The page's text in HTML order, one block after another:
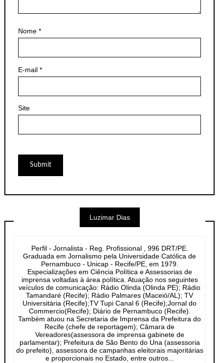
Nome *
E-mail *
Site
Luzimar Dias
Perfil - Jornalista - Reg. Profissional , 996 DRT/PE.
Graduada em Jornalismo pela Universidade Católica de
Pernambuco - Unicap - Recife/PE, em 1979.
Especializações em Ciência Política e Assessorias de
imprensa voltadas à área política. Atuação nos seguintes
veículos de comunicação: Rádio Olinda (Olinda PE); Rádio
Tamandaré (Recife); Rádio Palmares (Maceió/AL); TV
Universitária (Recife);TV Tupi Canal 6 (Recife);Jornal do
Commercio(Recife); Diário de Pernambuco (Recife).
Também atuou na Secretaria de Imprensa da Prefeitura do
Recife (chefe de reportagem); Câmara de
Vereadores(assessora de imprensa gabinete de
parlamentar); Prefeitura de São Bento do Una (assessoria
do prefeito), assessora de campanhas eleitorais majoritárias
e proporcionais no Estado, entre outros...